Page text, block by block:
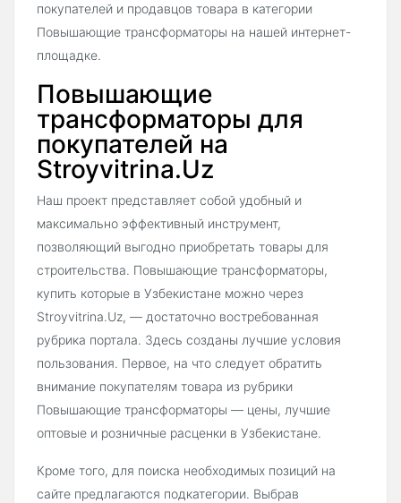
покупателей и продавцов товара в категории
Повышающие трансформаторы на нашей интернет-
площадке.
Повышающие
трансформаторы для
покупателей на
Stroyvitrina.Uz
Наш проект представляет собой удобный и
максимально эффективный инструмент,
позволяющий выгодно приобретать товары для
строительства. Повышающие трансформаторы,
купить которые в Узбекистане можно через
Stroyvitrina.Uz, — достаточно востребованная
рубрика портала. Здесь созданы лучшие условия
пользования. Первое, на что следует обратить
внимание покупателям товара из рубрики
Повышающие трансформаторы — цены, лучшие
оптовые и розничные расценки в Узбекистане.
Кроме того, для поиска необходимых позиций на
сайте предлагаются подкатегории. Выбрав